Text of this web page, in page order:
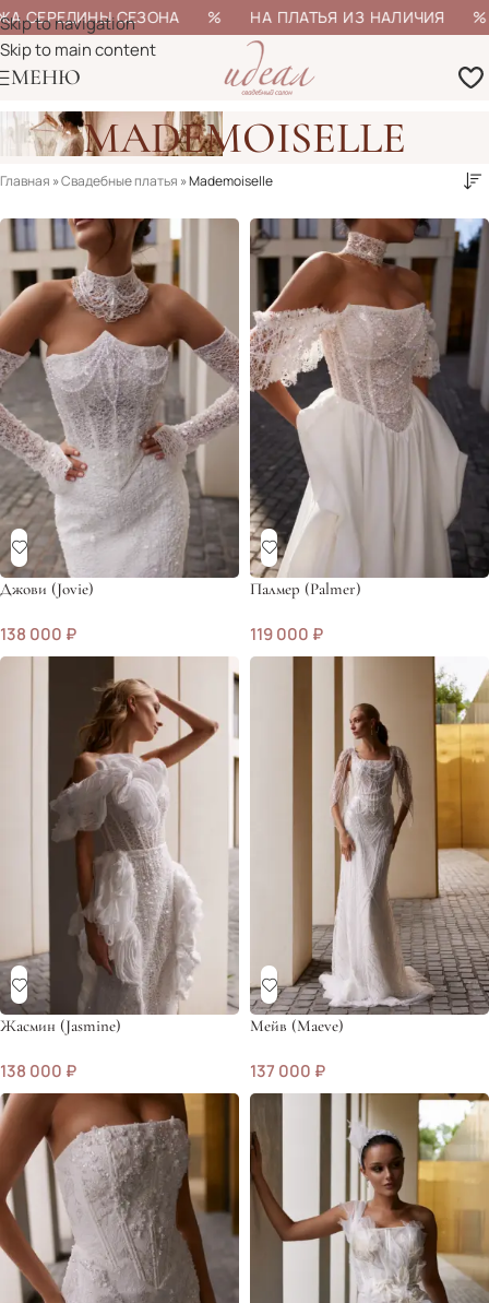
СЕРЕДИНЫ СЕЗОНА % НА ПЛАТЬЯ ИЗ НАЛИЧИЯ %
Skip to navigation
Skip to main content
МЕНЮ
MADEMOISELLE
Главная »Свадебные платья »Mademoiselle
Джови (Jovie)
138 000 ₽
Палмер (Palmer)
119 000 ₽
Жасмин (Jasmine)
138 000 ₽
Мейв (Maeve)
137 000 ₽